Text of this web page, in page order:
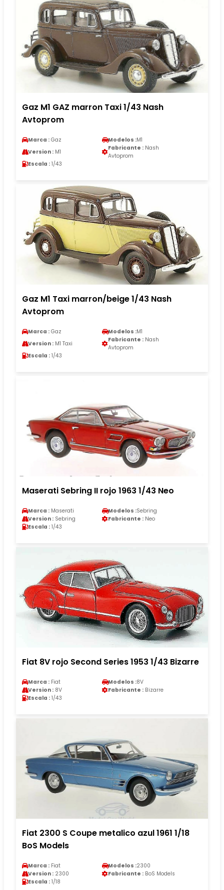
Gaz M1 GAZ marron Taxi 1/43 Nash
Avtoprom
Marca : Gaz Modelos :M1
Version : M1
Fabricante : Nash
Avtoprom
Escala : 1/43
Gaz M1 Taxi marron/beige 1/43 Nash
Avtoprom
Marca : Gaz Modelos :M1
Version : M1 Taxi
Fabricante : Nash
Avtoprom
Escala : 1/43
Maserati Sebring II rojo 1963 1/43 Neo
Marca : Maserati Modelos :Sebring
Version : Sebring Fabricante : Neo
Escala : 1/43
Fiat 8V rojo Second Series 1953 1/43 Bizarre
Marca : Fiat Modelos :8V
Version : 8V Fabricante : Bizarre
Escala : 1/43
Fiat 2300 S Coupe metalico azul 1961 1/18
BoS Models
Marca : Fiat Modelos :2300
Version : 2300 Fabricante : BoS Models
Escala : 1/18